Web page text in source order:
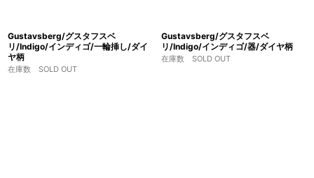
Gustavsberg/グスタフスベ
リ/Indigo/インディゴ/一輪挿し/ダイ
ヤ柄
在庫数 SOLD OUT
Gustavsberg/グスタフスベ
リ/Indigo/インディゴ/器/ダイヤ柄
在庫数 SOLD OUT